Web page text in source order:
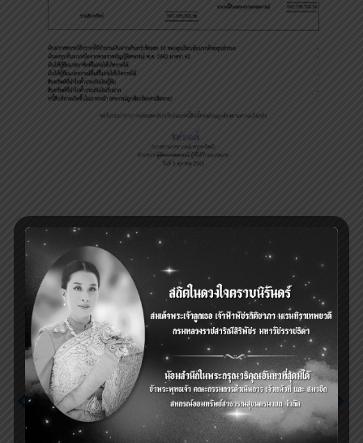
Previous
รายการย่อแสดงสินทรัพย์
และหนี้สิน ณ วันที่ 31
สิงหาคม 2565
Next
รายงานย่อแสดงสินทรัพย์
และหนี้สิน ณ วันที่ 30
พฤศจิกายน 2565